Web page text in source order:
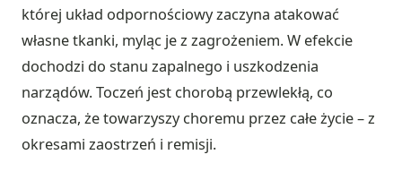
której układ odpornościowy zaczyna atakować
własne tkanki, myląc je z zagrożeniem. W efekcie
dochodzi do stanu zapalnego i uszkodzenia
narządów. Toczeń jest chorobą przewlekłą, co
oznacza, że towarzyszy choremu przez całe życie – z
okresami zaostrzeń i remisji.